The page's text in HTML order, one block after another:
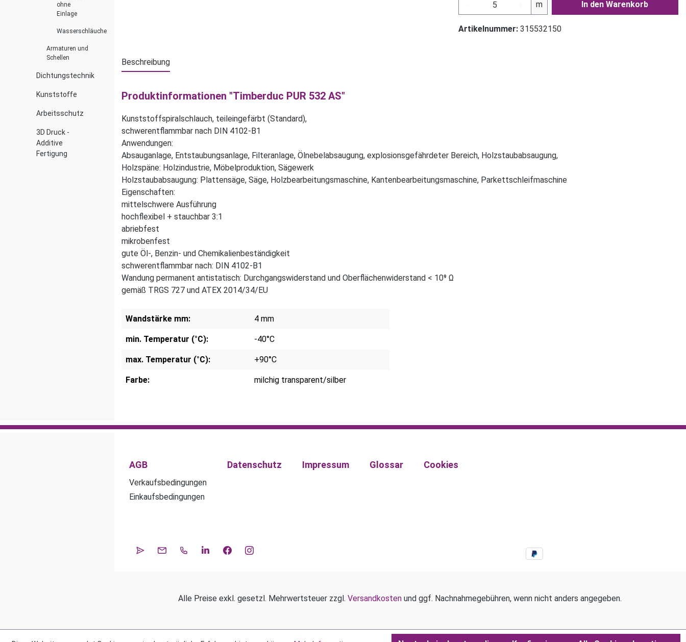
ohne
Einlage
Wasserschläuche
Armaturen und
Schellen
Dichtungstechnik
Kunststoffe
Arbeitsschutz
3D Druck -
Additive
Fertigung
Produkt Anzahl: Gib den gewünschten
m In den Warenkorb
Artikelnummer: 315532150
Beschreibung
Produktinformationen "Timberduc PUR 532 AS"
Kunststoffspiralschlauch, teileingefärbt (Standard),
schwerentflammbar nach DIN 4102-B1
Anwendungen:
Absauganlage, Entstaubungsanlage, Filteranlage, Ölnebelabsaugung, explosionsgefährdeter Bereich, Holzstaubabsaugung,
Holzspäne: Holzindustrie, Möbelproduktion, Sägewerk
Holzstaubabsaugung: Plattensäge, Säge, Holzbearbeitungsmaschine, Kantenbearbeitungsmaschine, Parkettschleifmaschine
Eigenschaften:
mittelschwere Ausführung
hochflexibel + stauchbar 3:1
abriebfest
mikrobenfest
gute Öl-, Benzin- und Chemikalienbeständigkeit
schwerentflammbar nach: DIN 4102-B1
Wandung permanent antistatisch: Durchgangswiderstand und Oberflächenwiderstand < 10⁹ Ω
gemäß TRGS 727 und ATEX 2014/34/EU
Wandstärke mm: 4 mm
min. Temperatur (°C): -40°C
max. Temperatur (°C): +90°C
Farbe: milchig transparent/silber
AGB
Verkaufsbedingungen
Einkaufsbedingungen
Datenschutz Impressum Glossar Cookies
Alle Preise exkl. gesetzl. Mehrwertsteuer zzgl. Versandkosten und ggf. Nachnahmegebühren, wenn nicht anders angegeben.